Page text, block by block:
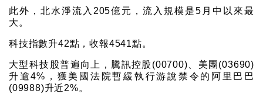
此外，北水淨流入205億元，流入規模是5月中以來最
大。
科技指數升42點，收報4541點。
大型科技股普遍向上，騰訊控股(00700)、美團(03690)
升逾4%，獲美國法院暫緩執行游說禁令的阿里巴巴
(09988)升近2%。